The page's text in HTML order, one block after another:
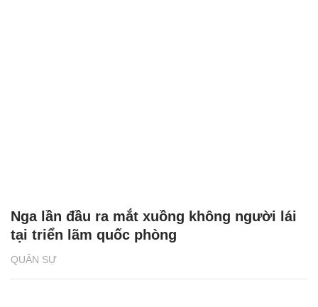
QUÂN SỰ
Nga lần đầu ra mắt xuồng không người lái
tại triển lãm quốc phòng